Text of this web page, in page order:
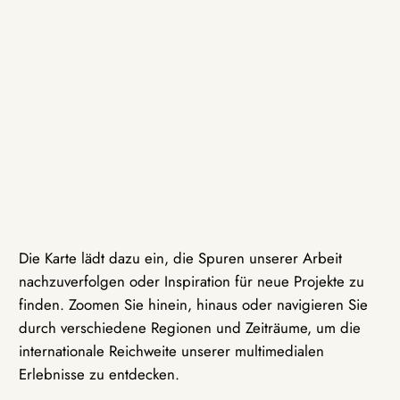
Die Karte lädt dazu ein, die Spuren unserer Arbeit
nachzuverfolgen oder Inspiration für neue Projekte zu
finden. Zoomen Sie hinein, hinaus oder navigieren Sie
durch verschiedene Regionen und Zeiträume, um die
internationale Reichweite unserer multimedialen
Erlebnisse zu entdecken.